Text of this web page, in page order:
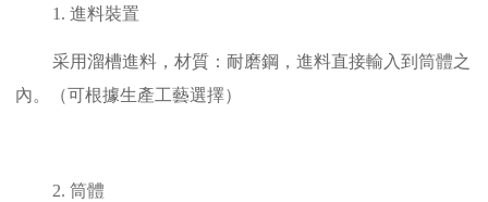
1. 進料裝置
采用溜槽進料，材質：耐磨鋼，進料直接輸入到筒體之
內。（可根據生產工藝選擇）
2. 筒體